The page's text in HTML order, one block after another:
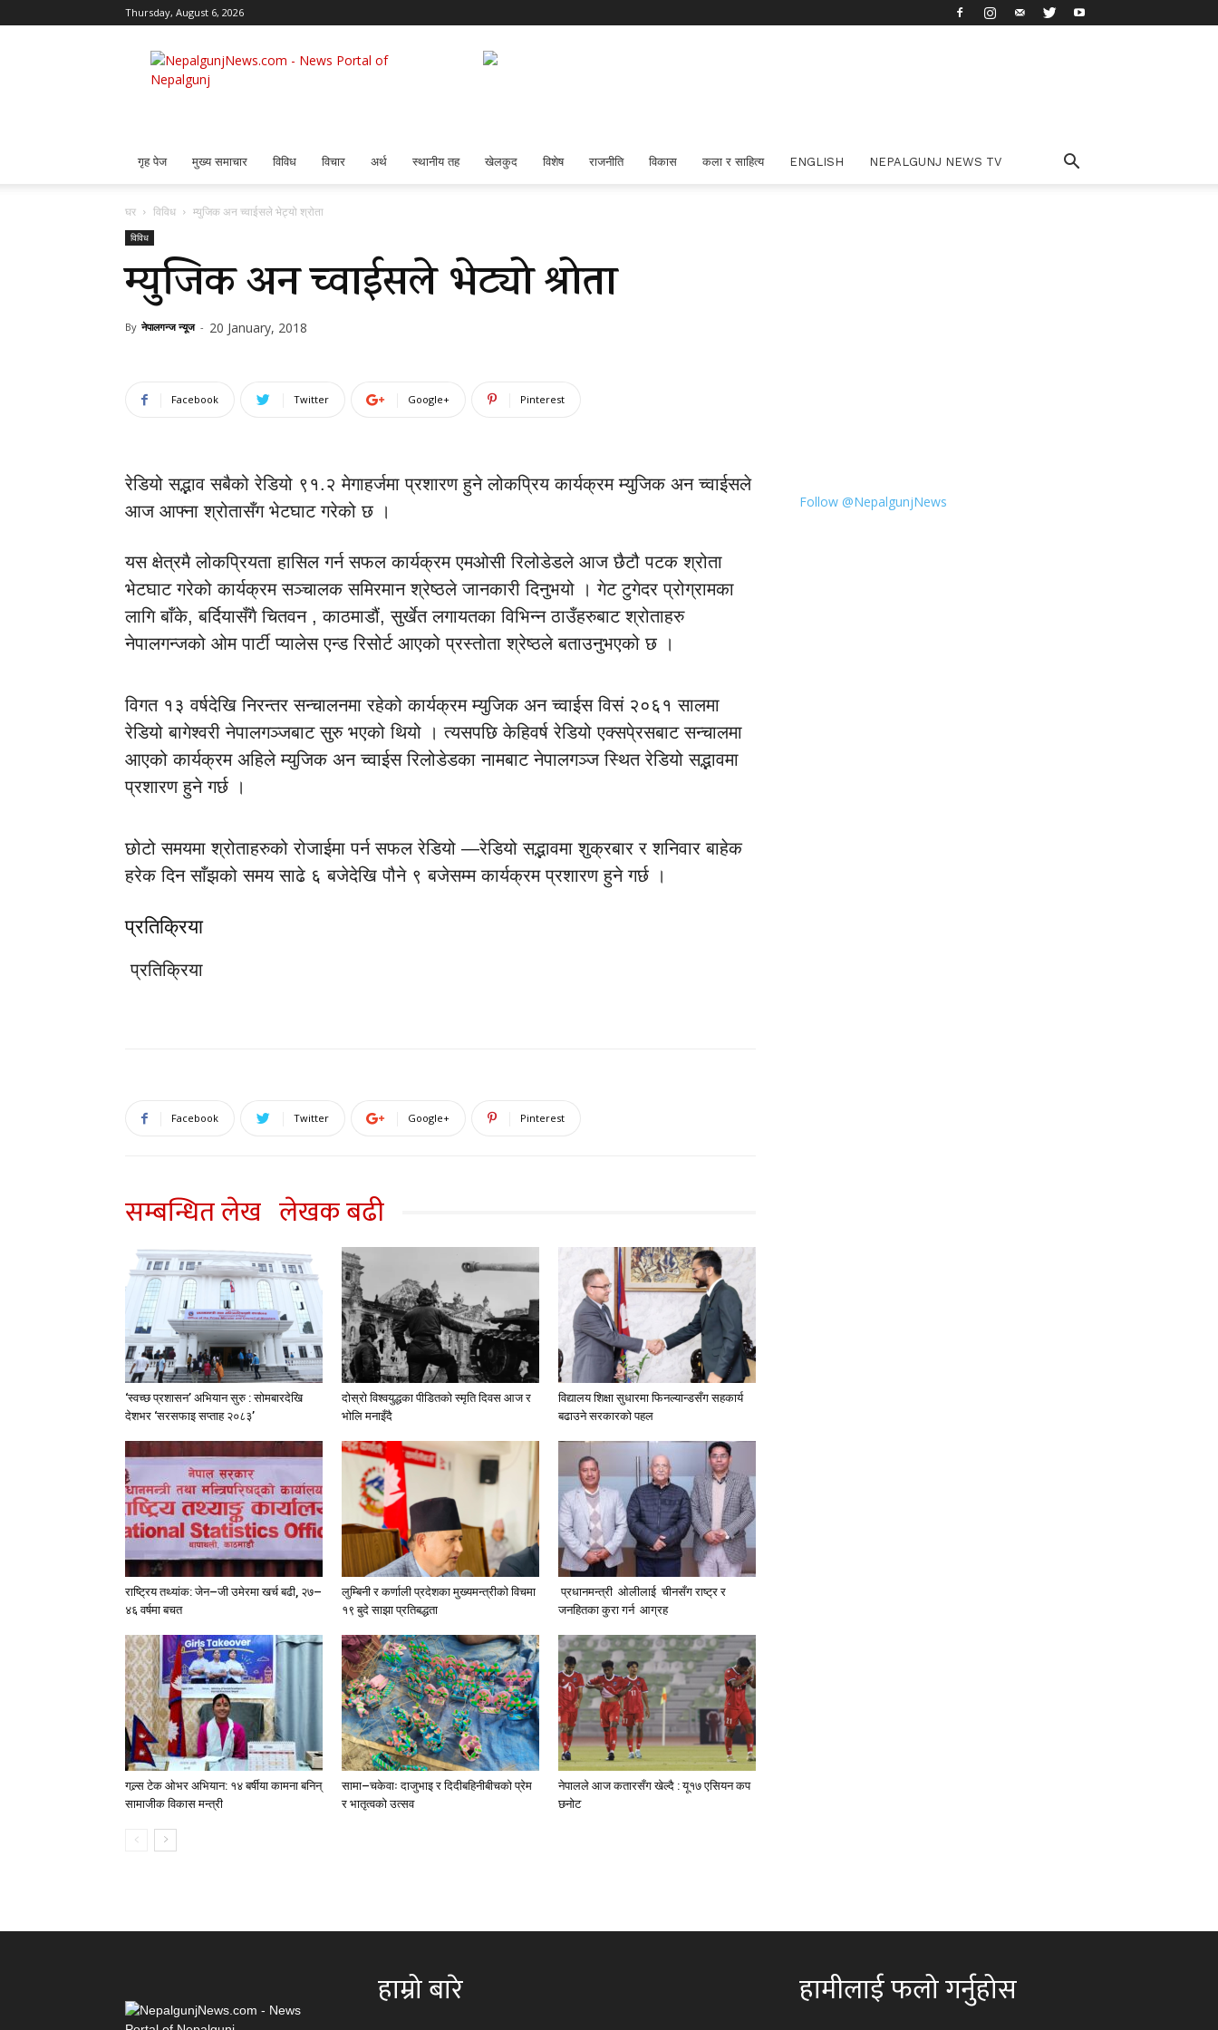
Thursday, August 6, 2026
Nepalgunj
News
गृह पेज मुख्य समाचार विविध विचार अर्थ स्थानीय तह खेलकुद विशेष राजनीति विकास कला र साहित्य ENGLISH NEPALGUNJ NEWS TV
घर विविध म्युजिक अन च्वाईसले भेट्यो श्रोता
विविध
म्युजिक अन च्वाईसले भेट्यो श्रोता
By नेपालगन्ज न्यूज - 20 January, 2018
Facebook Twitter Google+ Pinterest
रेडियो सद्भाव सबैको रेडियो ९१.२ मेगाहर्जमा प्रशारण हुने लोकप्रिय कार्यक्रम म्युजिक अन च्वाईसले
आज आफ्ना श्रोतासँग भेटघाट गरेको छ ।
यस क्षेत्रमै लोकप्रियता हासिल गर्न सफल कार्यक्रम एमओसी रिलोडेडले आज छैटौ पटक श्रोता
भेटघाट गरेको कार्यक्रम सञ्चालक समिरमान श्रेष्ठले जानकारी दिनुभयो । गेट टुगेदर प्रोग्रामका
लागि बाँके, बर्दियासँगै चितवन , काठमाडौं, सुर्खेत लगायतका विभिन्न ठाउँहरुबाट श्रोताहरु
नेपालगन्जको ओम पार्टी प्यालेस एन्ड रिसोर्ट आएको प्रस्तोता श्रेष्ठले बताउनुभएको छ ।
विगत १३ वर्षदेखि निरन्तर सन्चालनमा रहेको कार्यक्रम म्युजिक अन च्वाईस विसं २०६१ सालमा
रेडियो बागेश्वरी नेपालगञ्जबाट सुरु भएको थियो । त्यसपछि केहिवर्ष रेडियो एक्सपे्रसबाट सन्चालमा
आएको कार्यक्रम अहिले म्युजिक अन च्वाईस रिलोडेडका नामबाट नेपालगञ्ज स्थित रेडियो सद्भावमा
प्रशारण हुने गर्छ ।
छोटो समयमा श्रोताहरुको रोजाईमा पर्न सफल रेडियो —रेडियो सद्भावमा शुक्रबार र शनिवार बाहेक
हरेक दिन साँझको समय साढे ६ बजेदेखि पौने ९ बजेसम्म कार्यक्रम प्रशारण हुने गर्छ ।
प्रतिक्रिया
प्रतिक्रिया
Facebook Twitter Google+ Pinterest
सम्बन्धित लेख लेखक बढी
‘स्वच्छ प्रशासन’ अभियान सुरु : सोमबारदेखि
देशभर ‘सरसफाइ सप्ताह २०८३’
दोस्रो विश्वयुद्धका पीडितको स्मृति दिवस आज र
भोलि मनाइँदै
विद्यालय शिक्षा सुधारमा फिनल्यान्डसँग सहकार्य
बढाउने सरकारको पहल
राष्ट्रिय तथ्यांक: जेन–जी उमेरमा खर्च बढी, २७–
४६ वर्षमा बचत
लुम्बिनी र कर्णाली प्रदेशका मुख्यमन्त्रीकाे विचमा
१९ बुदे साझा प्रतिबद्धता
प्रधानमन्त्री ओलीलाई चीनसँग राष्ट्र र
जनहितका कुरा गर्न आग्रह
गल्र्स टेक ओभर अभियान: १४ बर्षीया कामना बनिन्
सामाजीक विकास मन्त्री
सामा–चकेवाः दाजुभाइ र दिदीबहिनीबीचको प्रेम
र भातृत्वको उत्सव
नेपालले आज कतारसँग खेल्दै : यू१७ एसियन कप
छनोट
Follow @NepalgunjNews
हाम्रो बारे हामीलाई फलो गर्नुहोस